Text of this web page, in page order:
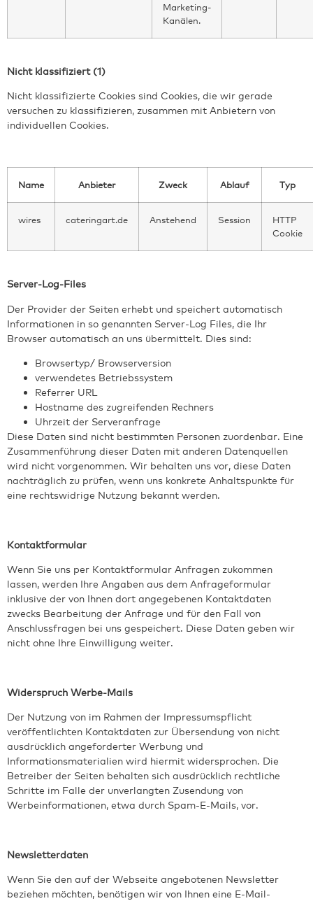
Marketing-
Kanälen.
Nicht klassifiziert (1)
Nicht klassifizierte Cookies sind Cookies, die wir gerade
versuchen zu klassifizieren, zusammen mit Anbietern von
individuellen Cookies.
Name Anbieter Zweck Ablauf Typ
wires cateringart.de Anstehend Session
HTTP
Cookie
Server-Log-Files
Der Provider der Seiten erhebt und speichert automatisch
Informationen in so genannten Server-Log Files, die Ihr
Browser automatisch an uns übermittelt. Dies sind:
Browsertyp/ Browserversion
verwendetes Betriebssystem
Referrer URL
Hostname des zugreifenden Rechners
Uhrzeit der Serveranfrage
Diese Daten sind nicht bestimmten Personen zuordenbar. Eine
Zusammenführung dieser Daten mit anderen Datenquellen
wird nicht vorgenommen. Wir behalten uns vor, diese Daten
nachträglich zu prüfen, wenn uns konkrete Anhaltspunkte für
eine rechtswidrige Nutzung bekannt werden.
Kontaktformular
Wenn Sie uns per Kontaktformular Anfragen zukommen
lassen, werden Ihre Angaben aus dem Anfrageformular
inklusive der von Ihnen dort angegebenen Kontaktdaten
zwecks Bearbeitung der Anfrage und für den Fall von
Anschlussfragen bei uns gespeichert. Diese Daten geben wir
nicht ohne Ihre Einwilligung weiter.
Widerspruch Werbe-Mails
Der Nutzung von im Rahmen der Impressumspflicht
veröffentlichten Kontaktdaten zur Übersendung von nicht
ausdrücklich angeforderter Werbung und
Informationsmaterialien wird hiermit widersprochen. Die
Betreiber der Seiten behalten sich ausdrücklich rechtliche
Schritte im Falle der unverlangten Zusendung von
Werbeinformationen, etwa durch Spam-E-Mails, vor.
Newsletterdaten
Wenn Sie den auf der Webseite angebotenen Newsletter
beziehen möchten, benötigen wir von Ihnen eine E-Mail-